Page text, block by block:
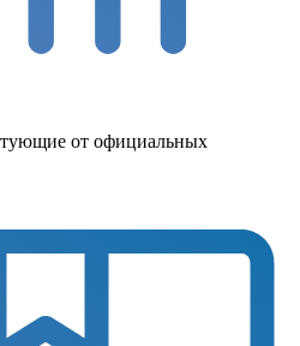
от официальных